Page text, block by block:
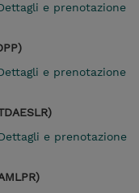
e prenotazione
e prenotazione
e prenotazione